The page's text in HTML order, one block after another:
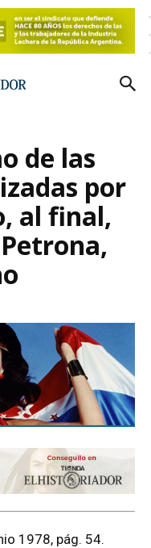
de las
por
al final,
1978, pág. 54.